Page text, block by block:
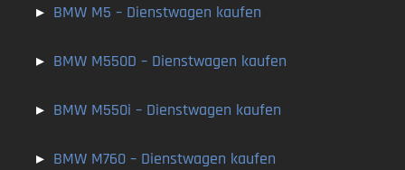
▸ BMW M5 – Dienstwagen kaufen
▸ BMW M550D – Dienstwagen kaufen
▸ BMW M550i – Dienstwagen kaufen
▸ BMW M760 – Dienstwagen kaufen